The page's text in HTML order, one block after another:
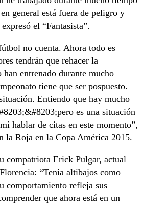
general está fuera de peligro y
el “Fantasista”.
no cuenta. Ahora todo es
tendrán que rehacer la
entrenado durante mucho
tiene que ser pospuesto.
Entiendo que hay mucho
es una situación
hablar de citas en este momento”,
la Roja en la Copa América 2015.
compatriota Erick Pulgar, actual
“Tenía altibajos como
comportamiento refleja sus
que ahora está en un